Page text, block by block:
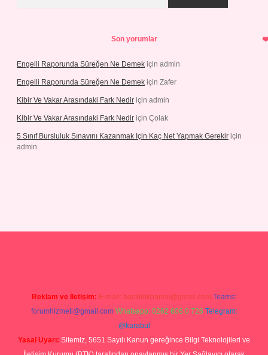
Son yorumlar
Engelli Raporunda Süreğen Ne Demek için admin
Engelli Raporunda Süreğen Ne Demek için Zafer
Kibir Ve Vakar Arasındaki Fark Nedir için admin
Kibir Ve Vakar Arasındaki Fark Nedir için Çolak
5 Sınıf Bursluluk Sınavını Kazanmak Için Kaç Net Yapmak Gerekir için
admin
Reklam ve İletişim: E-mail: backlinkpaneli@gmail.com Teams:
forumhizmeti@gmail.com Whatsapp: 0262 606 0 726 Telegram:
@karabul
Yasal Uyarı: Sitemiz, 5651 Sayılı Kanun gereğince Bilgi Teknolojileri ve